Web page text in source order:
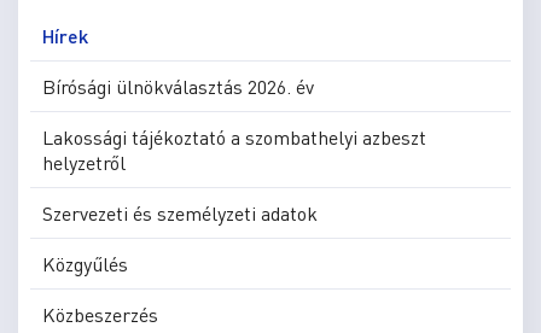
Hírek
Bírósági ülnökválasztás 2026. év
Lakossági tájékoztató a szombathelyi azbeszt
helyzetről
Szervezeti és személyzeti adatok
Közgyűlés
Közbeszerzés